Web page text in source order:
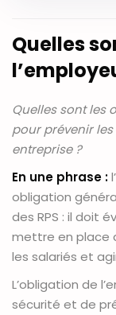
Quelles
Quelles sont les
pour prévenir
entreprise ?
En une phrase :
obligation
des RPS : il doit
mettre en place
les salariés et
L’obligation de
sécurité et de